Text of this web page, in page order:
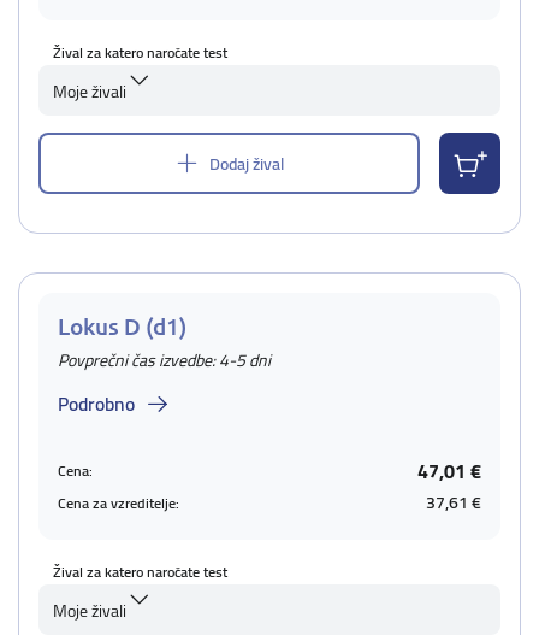
Žival za katero naročate test
Moje živali
Dodaj žival
Lokus D (d1)
Povprečni čas izvedbe: 4-5 dni
Podrobno
Cena: 47,01 €
Cena za vzreditelje: 37,61 €
Žival za katero naročate test
Moje živali